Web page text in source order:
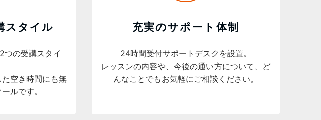
スタイル
つの受講スタイ
空き時間にも無
ルです。
充実のサポート体制
24時間受付サポートデスクを設置。
レッスンの内容や、今後の通い方について、ど
んなことでもお気軽にご相談ください。